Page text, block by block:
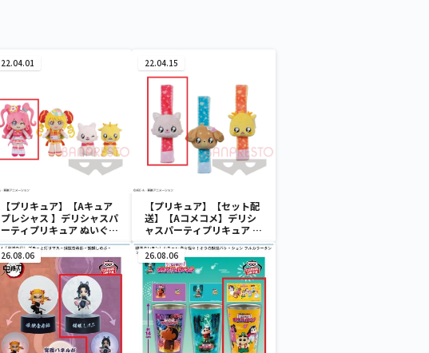
22.04.01
【プリキュア】【Aキュア
プレシャス 】デリシャスパ
ーティプリキュア ぬいぐる
み2
22.04.15
【プリキュア】【セット配
送】【Aコメコメ】デリシ
ャスパーティプリキュア ぬ
いぐるみリストバンド
26.08.06 26.08.06